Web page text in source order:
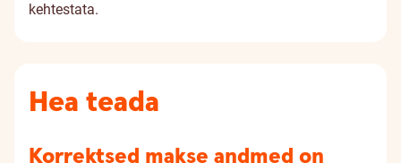
kehtestata.
Hea teada
Korrektsed makse andmed on